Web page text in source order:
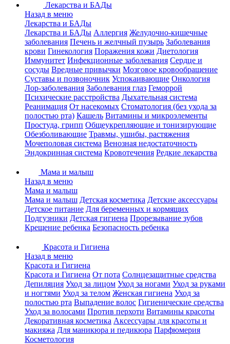
Лекарства и БАДы
Назад в меню
Лекарства и БАДы
Лекарства и БАДы Аллергия Желудочно-кишечные
заболевания Печень и желчный пузырь Заболевания
крови Гинекология Поражения кожи Диетология
Иммунитет Инфекционные заболевания Сердце и
сосуды Вредные привычки Мозговое кровообращение
Суставы и позвоночник Успокаивающие Онкология
Лор-заболевания Заболевания глаз Геморрой
Психические расстройства Дыхательная система
Реанимация От насекомых Стоматология (без ухода за
полостью рта) Кашель Витамины и микроэлементы
Простуда, грипп Общеукрепляющие и тонизирующие
Обезболивающие Травмы, ушибы, растяжения
Мочеполовая система Венозная недостаточность
Эндокринная система Кровотечения Редкие лекарства
Мама и малыш
Назад в меню
Мама и малыш
Мама и малыш Детская косметика Детские аксессуары
Детское питание Для беременных и кормящих
Подгузники Детская гигиена Прорезывание зубов
Крещение ребенка Безопасность ребенка
Красота и Гигиена
Назад в меню
Красота и Гигиена
Красота и Гигиена От пота Солнцезащитные средства
Депиляция Уход за лицом Уход за ногами Уход за руками
и ногтями Уход за телом Женская гигиена Уход за
полостью рта Выпадение волос Гигиенические средства
Уход за волосами Против перхоти Витамины красоты
Декоративная косметика Аксессуары для красоты и
макияжа Для маникюра и педикюра Парфюмерия
Косметология